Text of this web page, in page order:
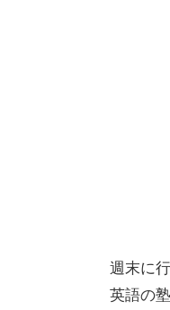
週末に
英語の